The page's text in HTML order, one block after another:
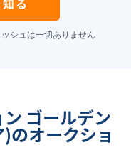
る
シュは一切ありません
ゴールデン
のオークショ